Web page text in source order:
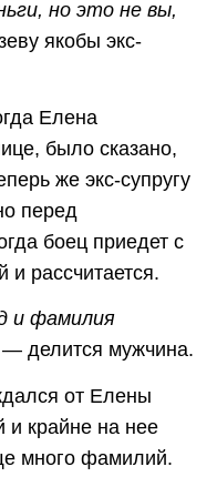
но это не вы,
якобы экс-
Елена
было сказано,
же экс-супругу
перед
боец приедет с
рассчитается.
и фамилия
— делится мужчина.
от Елены
и крайне на нее
много фамилий.